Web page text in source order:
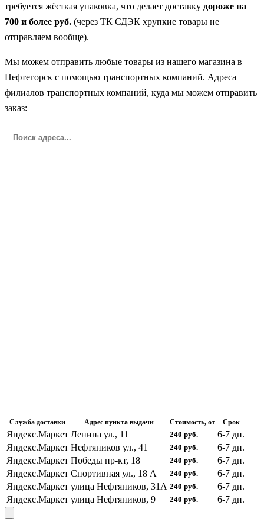
требуется жёсткая упаковка, что делает доставку дороже на
700 и более руб. (через ТК СДЭК хрупкие товары не
отправляем вообще).
Мы можем отправить любые товары из нашего магазина в
Нефтегорск с помощью транспортных компаний. Адреса
филиалов транспортных компаний, куда мы можем отправить
заказ:
Служба доставки Адрес пункта выдачи Стоимость, от Срок
Яндекс.Маркет Ленина ул., 11 240 руб. 6-7 дн.
Яндекс.Маркет Нефтяников ул., 41 240 руб. 6-7 дн.
Яндекс.Маркет Победы пр-кт, 18 240 руб. 6-7 дн.
Яндекс.Маркет Спортивная ул., 18 А 240 руб. 6-7 дн.
Яндекс.Маркет улица Нефтяников, 31А 240 руб. 6-7 дн.
Яндекс.Маркет улица Нефтяников, 9 240 руб. 6-7 дн.